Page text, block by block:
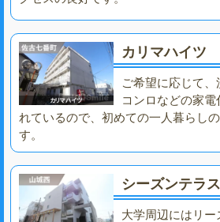
カリマハイツ
ご希望に応じて、
コンロなどの家電
れているので、初めての一人暮らし
す。
シーズンテラ
大学周辺にはリ